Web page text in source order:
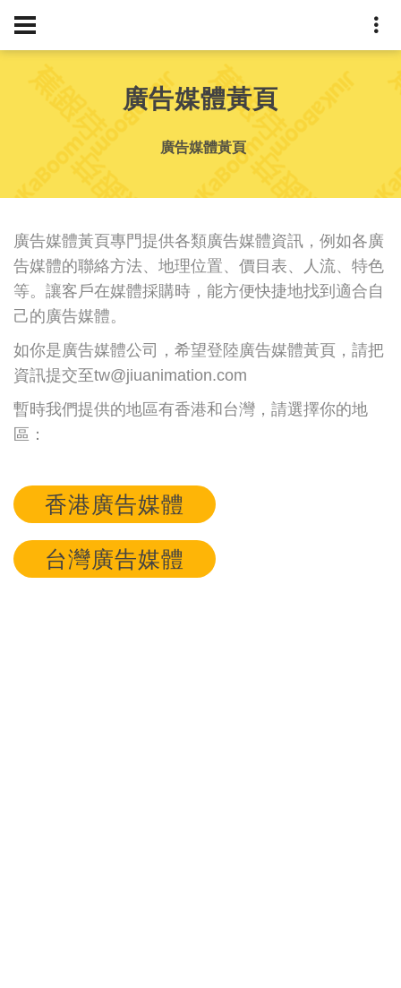
廣告媒體黃頁
廣告媒體黃頁
廣告媒體黃頁專門提供各類廣告媒體資訊，例如各廣
告媒體的聯絡方法、地理位置、價目表、人流、特色
等。讓客戶在媒體採購時，能方便快捷地找到適合自
己的廣告媒體。
如你是廣告媒體公司，希望登陸廣告媒體黃頁，請把
資訊提交至tw@jiuanimation.com
暫時我們提供的地區有香港和台灣，請選擇你的地
區：
香港廣告媒體
台灣廣告媒體